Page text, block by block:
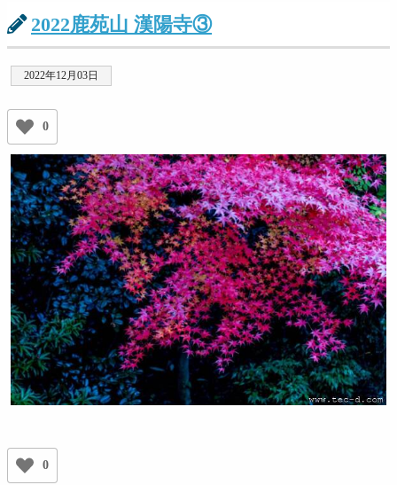
2022鹿苑山 漢陽寺③
2022年12月03日
0
0